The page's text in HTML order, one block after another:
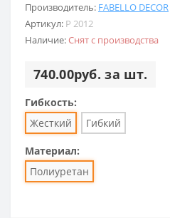
Производитель: FABELLO DECOR
Артикул: P 2012
Наличие:Снят с производства
740.00руб. за шт.
Гибкость:
Жесткий
Гибкий
Материал:
Полиуретан